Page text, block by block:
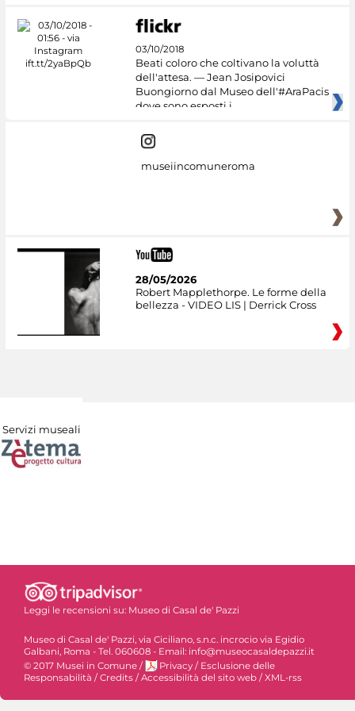
03/10/2018
Beati coloro che coltivano la voluttà
dell'attesa. — Jean Josipovici
Buongiorno dal Museo dell'#AraPacis
dove sono esposti i
museiincomuneroma
28/05/2026
Robert Mapplethorpe. Le forme della
bellezza - VIDEO LIS | Derrick Cross
Servizi museali
Leggi le recensioni su: Museo di Casal de' Pazzi
Museo di Casal de' Pazzi, via Ciciliano, s.n.c. incrocio via Egidio
Galbani, Roma - Tel. 060608 - Email: info@museocasaldepazzi.it
© 2017 Musei in Comune / Privacy / Esclusione delle
Responsabilità / Credits / Accessibilità del sito web / XML-rss